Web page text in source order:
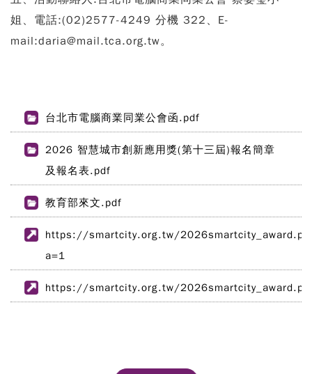
姐、電話:(02)2577-4249 分機 322、E-
mail:daria@mail.tca.org.tw。
台北市電腦商業同業公會函.pdf
2026 智慧城市創新應用獎(第十三屆)報名簡章
及報名表.pdf
教育部來文.pdf
https://smartcity.org.tw/
a=1
https://smartcity.org.tw/